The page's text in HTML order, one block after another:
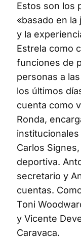
Estos son los
«basado en la
y la
Estrela como
funciones de
personas a
los últimos
cuenta como
Ronda,
Carlos
deportiva.
secretario y
cuentas.
Toni
y Vicente
Caravaca.